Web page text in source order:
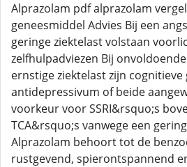
Alprazolam pdf alprazolam
geneesmiddel Advies Bij een
geringe ziektelast volstaan
zelfhulpadviezen Bij
ernstige ziektelast zijn
antidepressivum of beide
voorkeur voor SSRI&rsquo;s
TCA&rsquo;s vanwege een
Alprazolam behoort tot de
rustgevend, spierontspannend